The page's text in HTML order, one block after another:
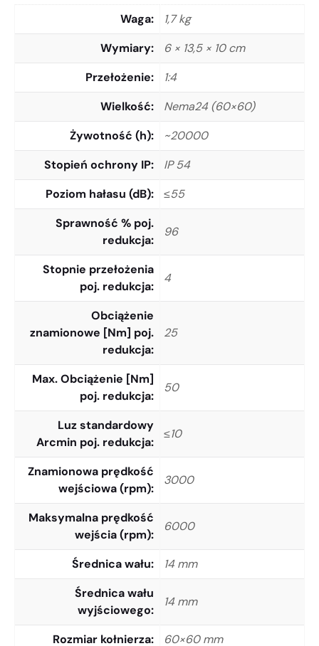
Waga
1,7 kg
Wymiary
6 × 13,5 × 10 cm
Przełożenie
1:4
Wielkość
Nema24 (60×60)
Żywotność (h)
~20000
Stopień ochrony IP
IP 54
Poziom hałasu (dB)
≤55
Sprawność % poj.
redukcja
96
Stopnie przełożenia
poj. redukcja
4
Obciążenie
znamionowe [Nm] poj.
redukcja
25
Max. Obciążenie [Nm]
poj. redukcja
50
Luz standardowy
Arcmin poj. redukcja
≤10
Znamionowa prędkość
wejściowa (rpm)
3000
Maksymalna prędkość
wejścia (rpm)
6000
Średnica wału
14 mm
Średnica wału
wyjściowego
14 mm
Rozmiar kołnierza 60×60 mm